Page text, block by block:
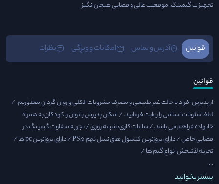
تجهیزات گیمینگ، موقعیت عالی و فضایی هیجان‌انگیز
قوانین آدرس و تماس امکانات و ویژِگی نظرات
قوانین
از پذیرش افراد با حالت غیر طبیعی و مصرف مشروبات الکلی و روان گردان معذوریم. /​
لطفا شئونات اسلامی را رعایت فرمایید. / امکان پذیرش بانوان و کودکان به همراه
خانواده فراهم می باشد. /​ ساعات کاری: شبانه روزی / تجربه متفاوت گیمینگ در
فضایی خاص / دارای بروزترین کنسول های نسل نهم PS5 / دارای بروزترین pc ها /
تجربه لذتبخش انواع گیم ها /
...
بیشتر بخوانید